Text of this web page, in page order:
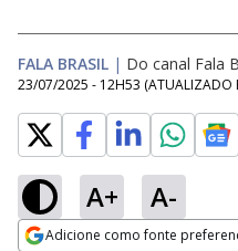
FALA BRASIL | Do canal Fala
23/07/2025 - 12H53 (ATUALIZADO
A+ A-
Adicione como fonte